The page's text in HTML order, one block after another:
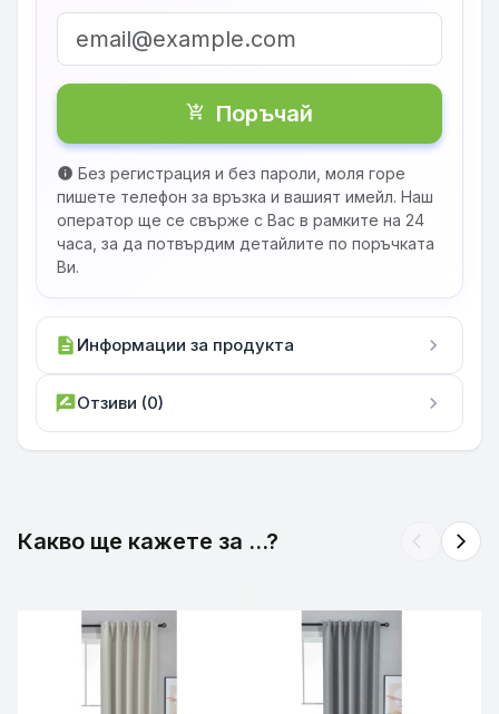
shopping_cart_checkout Поръчай
info Без регистрация и без пароли, моля горе
пишете телефон за връзка и вашият имейл. Наш
оператор ще се свърже с Вас в рамките на 24
часа, за да потвърдим детайлите по поръчката
Ви.
description Информации за продукта chevron_right
rate_reviewОтзиви (0) chevron_right
Какво ще кажете за ...? arrow_back_ios arrow_forward_ios